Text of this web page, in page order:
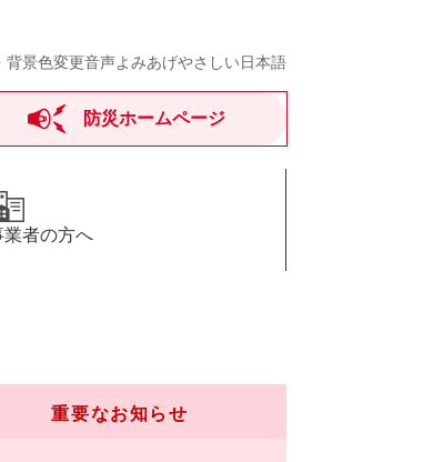
背景色変更音声よみあげやさしい日本語
防災ホームページ
業者の方へ
重要なお知らせ